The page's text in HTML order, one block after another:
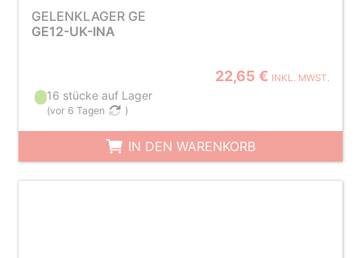
GELENKLAGER GE
GE12-UK-INA
22,65 € INKL. MWST.
16 stücke auf Lager
(vor 6 Tagen )
IN DEN WARENKORB